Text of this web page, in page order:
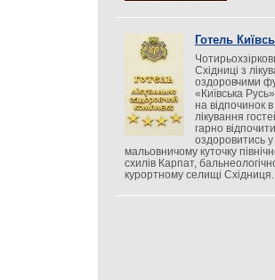
Готель
Східниці з
оздоровчими
«Київська
на відпочинок
лікування
гарно
оздоровитись у
мальовничому куточку
схилів Карпат,
курортному селищі Східниця.